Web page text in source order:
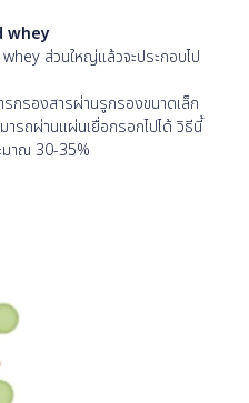
whey
ส่วนใหญ่แล้วจะประกอบไป
กรองสารผ่านรูกรองขนาดเล็ก
ารถผ่านแผ่นเยื่อกรอกไปได้ วิธีนี้
มาณ 30-35%